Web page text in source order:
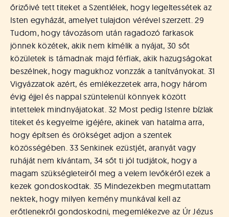
őrizőivé tett titeket a Szentlélek, hogy legeltessétek az
Isten egyházát, amelyet tulajdon vérével szerzett. 29
Tudom, hogy távozásom után ragadozó farkasok
jönnek közétek, akik nem kímélik a nyájat, 30 sőt
közületek is támadnak majd férfiak, akik hazugságokat
beszélnek, hogy magukhoz vonzzák a tanítványokat. 31
Vigyázzatok azért, és emlékezzetek arra, hogy három
évig éjjel és nappal szüntelenül könnyek között
intettelek mindnyájatokat. 32 Most pedig Istenre bízlak
titeket és kegyelme igéjére, akinek van hatalma arra,
hogy építsen és örökséget adjon a szentek
közösségében. 33 Senkinek ezüstjét, aranyát vagy
ruháját nem kívántam, 34 sőt ti jól tudjátok, hogy a
magam szükségleteiről meg a velem levőkéről ezek a
kezek gondoskodtak. 35 Mindezekben megmutattam
nektek, hogy milyen kemény munkával kell az
erőtlenekről gondoskodni, megemlékezve az Úr Jézus